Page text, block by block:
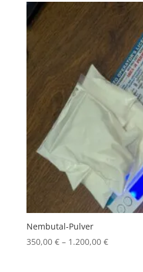
Nembutal-Pulver
350,00 € – 1.200,00 €Price